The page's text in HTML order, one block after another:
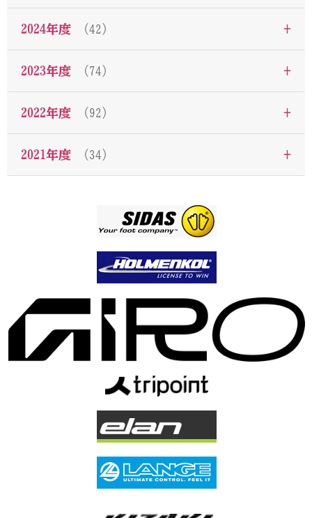
2024年度 （42） +
2023年度 （74） +
2022年度 （92） +
2021年度 （34） +